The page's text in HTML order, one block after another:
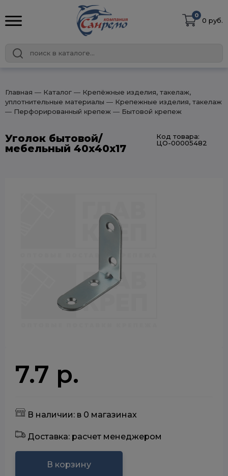
0
0 руб.
Главная ― Каталог ― Крепёжные изделия, такелаж,
уплотнительные материалы ― Крепежные изделия, такелаж
― Перфорированный крепеж ― Бытовой крепеж
Уголок бытовой/
мебельный 40х40х17
Код товара:
ЦО-00005482
7.7 р.
В наличии: в 0 магазинах
Доставка: расчет менеджером
В корзину